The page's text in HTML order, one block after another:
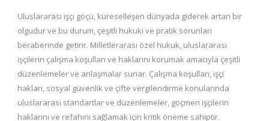
Uluslararası işçi göçü, küreselleşen dünyada giderek artan bir
olgudur ve bu durum, çeşitli hukuki ve pratik sorunları
beraberinde getirir. Milletlerarası özel hukuk, uluslararası
işçilerin çalışma koşulları ve haklarını korumak amacıyla çeşitli
düzenlemeler ve anlaşmalar sunar. Çalışma koşulları, işçi
hakları, sosyal güvenlik ve çifte vergilendirme konularında
uluslararası standartlar ve düzenlemeler, göçmen işçilerin
haklarını ve refahını sağlamak için kritik öneme sahiptir.